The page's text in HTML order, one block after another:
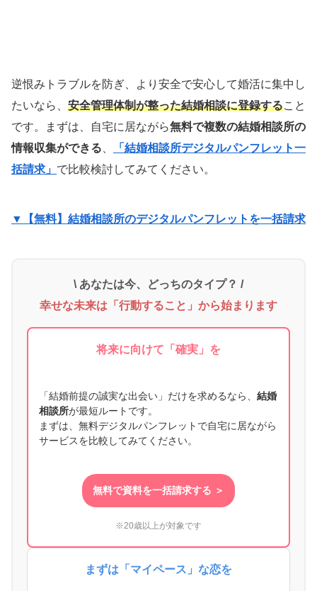
逆恨みトラブルを防ぎ、より安全で安心して婚活に集中し
たいなら、 安全管理体制が整った結婚相談に登録すること
です。まずは、自宅に居ながら無料で複数の結婚相談所の
情報収集ができる
「結婚相談所デジタルパンフレット一
括請求」 で比較検討してみてください。
▼【無料】結婚相談所のデジタルパンフレットを一括請求
\ あなたは今、どっちのタイプ？ /
幸せな未来は「行動すること」から始まります
将来に向けて「確実」を
「結婚前提の誠実な出会い」だけを求めるなら、 結婚
相談所が最短ルートです。
まずは、無料デジタルパンフレットで自宅に居ながら
サービスを比較してみてください。
無料で資料を一括請求する ＞
※20歳以上が対象です
まずは「マイペース」な恋を